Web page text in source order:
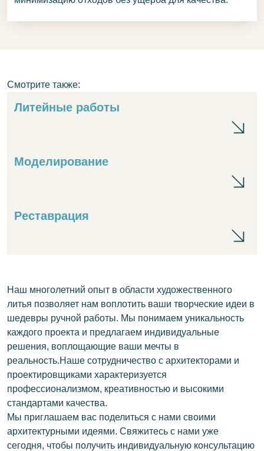
Смотрите также:
Литейные работы
Моделирование
Реставрация
Наш многолетний опыт в области художественного
литья позволяет нам воплотить ваши творческие идеи в
шедевры ручной работы. Мы понимаем уникальность
каждого проекта и предлагаем индивидуальные
решения, воплощающие ваши мечты в
реальность.Наше сотрудничество с архитекторами и
проектировщиками характеризуется
профессионализмом, креативностью и высокими
стандартами качества.
Мы приглашаем вас поделиться с нами своими
архитектурными идеями. Свяжитесь с нами уже
сегодня, чтобы получить индивидуальную консультацию